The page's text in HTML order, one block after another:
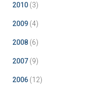
2010 (3)
2009 (4)
2008 (6)
2007 (9)
2006 (12)